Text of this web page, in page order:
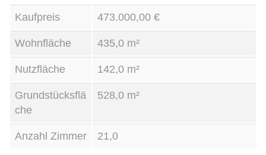
Kaufpreis 473.000,00 €
Wohnfläche 435,0 m²
Nutzfläche 142,0 m²
Grundstücksflä
che
528,0 m²
Anzahl Zimmer 21,0